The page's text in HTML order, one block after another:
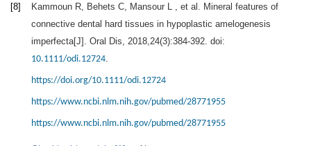
[8] Kammoun R Behets C Mansour L
, et al. Mineral features of
connective dental hard tissues in hypoplastic amelogenesis
imperfecta[J]. Oral Dis 2018 24(3):384-392. doi:
10.1111/odi.12724
https://doi.org/10.1111/odi.12724
https://www.ncbi.nlm.nih.gov/pubmed/28771955
https://www.ncbi.nlm.nih.gov/pubmed/28771955